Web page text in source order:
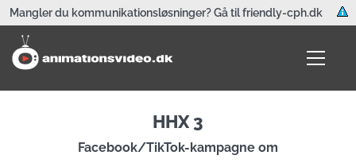
Mangler du kommunikationsløsninger? Gå til friendly-cph.dk
HHX 3
Facebook/TikTok-kampagne om